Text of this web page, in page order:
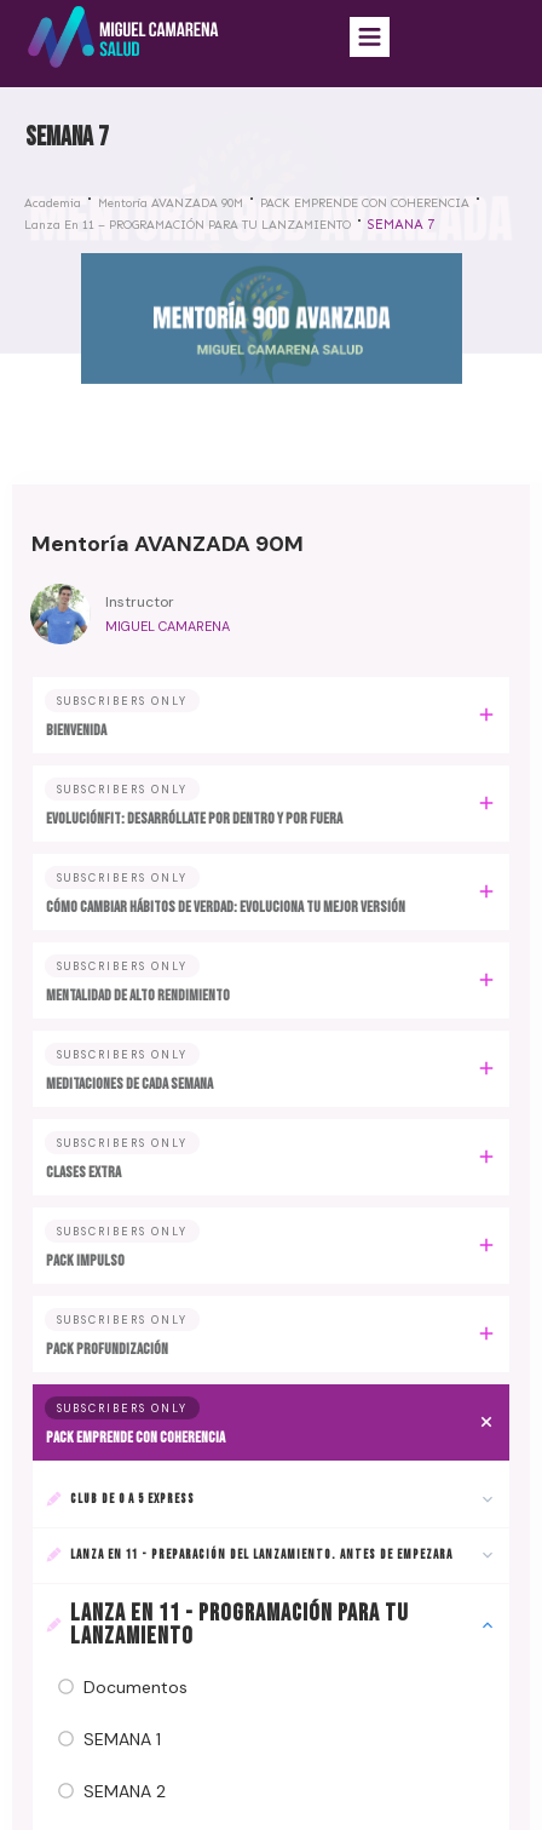
SEMANA 7
Academia Mentoría AVANZADA 90M
PACK EMPRENDE CON COHERENCIA
Lanza En 11 – PROGRAMACIÓN PARA TU LANZAMIENTO
SEMANA 7
Mentoría AVANZADA 90M
Instructor
MIGUEL CAMARENA
SUBSCRIBERS ONLY
BIENVENIDA
SUBSCRIBERS ONLY
EvoluciónFit: desarróllate por dentro y por fuera
SUBSCRIBERS ONLY
Cómo cambiar hábitos de verdad: evoluciona tu mejor versión
SUBSCRIBERS ONLY
MENTALIDAD DE ALTO RENDIMIENTO
SUBSCRIBERS ONLY
MEDITACIONES DE CADA SEMANA
SUBSCRIBERS ONLY
CLASES EXTRA
SUBSCRIBERS ONLY
PACK IMPULSO
SUBSCRIBERS ONLY
PACK PROFUNDIZACIÓN
SUBSCRIBERS ONLY
PACK EMPRENDE CON COHERENCIA
CLUB DE 0 A 5 EXPRESS
LANZA EN 11 - PREPARACIÓN DEL LANZAMIENTO. ANTES DE EMPEZARA
LANZA EN 11 - PROGRAMACIÓN PARA TU
LANZAMIENTO
Documentos
SEMANA 1
SEMANA 2